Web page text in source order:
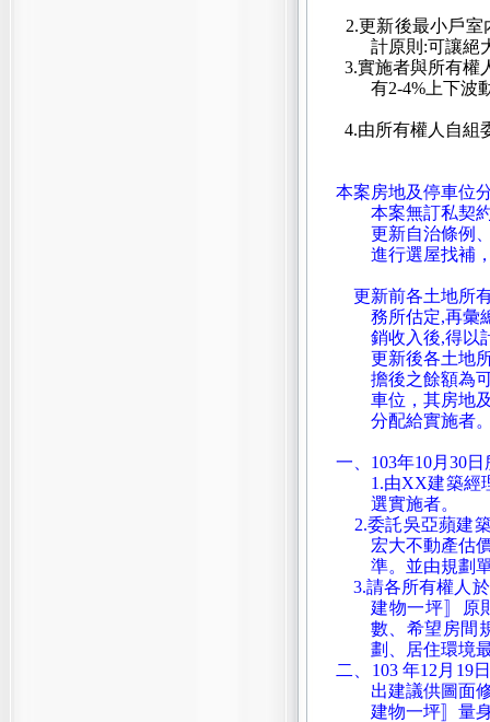
2.更新後最小戶室
計原則:可讓絕
3.實施者與所有權
有2-4%上下波
4.由所有權人自組
本案房地及停車位
本案無訂私契
更新自治條例
進行選屋找補
更新前各土地所
務所估定,再彙
銷收入後,得以
更新後各土地
擔後之餘額為
車位，其房地
分配給實施者
一、103年10月30
1.由XX建築經
選實施者。
2.委託吳亞蘋建
宏大不動產估
準。並由規劃
3.請各所有權人於
建物一坪〛原
數、希望房間
劃、居住環境
二、103 年12月19
出建議供圖面
建物一坪〛量